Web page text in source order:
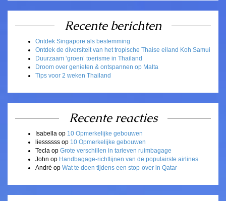
Recente berichten
Ontdek Singapore als bestemming
Ontdek de diversiteit van het tropische Thaise eiland Koh Samui
Duurzaam ‘groen’ toerisme in Thailand
Droom over genieten & ontspannen op Malta
Tips voor 2 weken Thailand
Recente reacties
Isabella op 10 Opmerkelijke gebouwen
liessssss op 10 Opmerkelijke gebouwen
Tecla op Grote verschillen in tarieven ruimbagage
John op Handbagage-richtlijnen van de populairste airlines
André op Wat te doen tijdens een stop-over in Qatar